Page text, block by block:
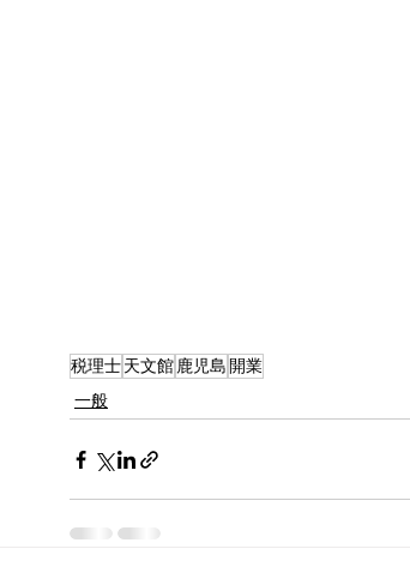
税理士天文館鹿児島 開業
一般